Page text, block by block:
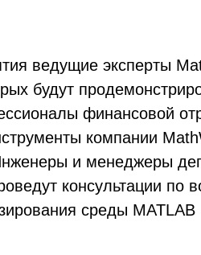
ведущие эксперты
будут
финансовой
компании
и менеджеры
консультации по
среды